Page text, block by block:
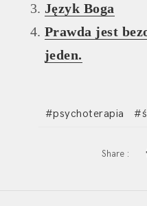
Język Boga
Prawda jest
jeden.
psychoterapia
Share :